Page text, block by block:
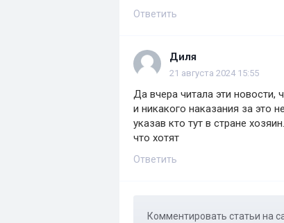
Ответить
Диля
21 августа 2024 15:55
Да вчера читала эти новости,
и никакого наказания за это
указав кто тут в стране
что хотят
Ответить
Комментировать статьи на